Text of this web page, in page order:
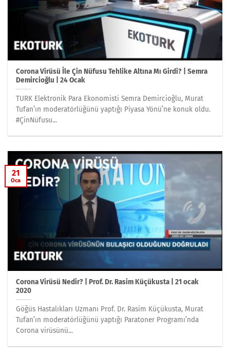
Corona Virüsü İle Çin Nüfusu Tehlike Altına Mı Girdi? | Semra
Demircioğlu | 24 Ocak
TURK Elektronik Para Ekonomisti Semra Demircioğlu, Murat
Tufan’ın moderatörlüğünü yaptığı Piyasa Yönü’ne konuk oldu.
#ÇinNüfusu...
Corona Virüsü Nedir? | Prof. Dr. Rasim Küçükusta | 21 ocak
2020
Göğüs Hastalıkları Uzmanı Prof. Dr. Rasim Küçükusta, Murat
Tufan’ın moderatörlüğünü yaptığı Paratoner Programı’nda
Corona virüsünü...
21
Oca